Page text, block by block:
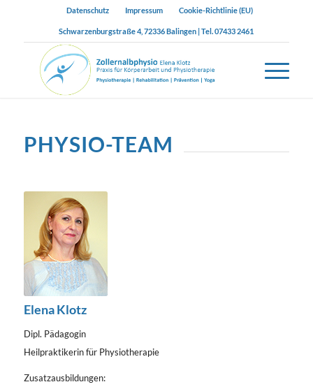
Datenschutz Impressum Cookie-Richtlinie (EU)
Schwarzenburgstraße 4, 72336 Balingen | Tel. 07433 2461
PHYSIO-TEAM
Elena Klotz
Dipl. Pädagogin
Heilpraktikerin für Physiotherapie
Zusatzausbildungen: